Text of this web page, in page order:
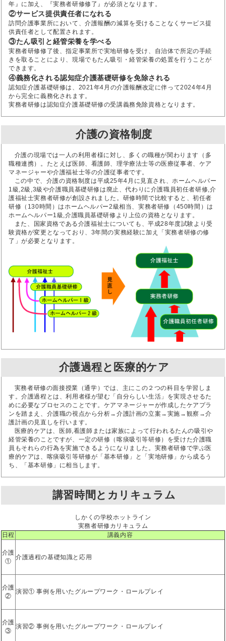
年』に加え、『実務者研修修了』が必須となります。
②サービス提供責任者になれる
訪問介護事業所において、介護報酬の減算を受けることなくサービス提
供責任者として配置されます。
③たん吸引と経管栄養を学べる
実務者研修修了後、指定事業所で実地研修を受け、自治体で所定の手続
きを取ることにより、現場でもたん吸引・経管栄養の処置を行うことが
できます。
④義務化される認知症介護基礎研修を免除される
認知症介護基礎研修は、2021年4月の介護報酬改定に伴って2024年4月
から完全に義務化されます。
実務者研修は認知症介護基礎研修の受講義務免除資格となります。
介護の資格制度
介護の現場では一人の利用者様に対し、多くの職種が関わります（多
職種連携）。たとえば医師、看護師、理学療法士等の医療従事者、ケア
マネージャーや介護福祉士等の介護従事者です。
この中で、介護の資格制度は平成25年4月に見直され、ホームヘルパー
1級,2級,3級や介護職員基礎研修は廃止、代わりに介護職員初任者研修,介
護福祉士実務者研修が創設されました。研修時間で比較すると、初任者
研修（130時間）はホームヘルパー2級相当、実務者研修（450時間）は
ホームヘルパー1級,介護職員基礎研修より上位の資格となります。
また、国家資格である介護福祉士についても、平成28年度試験より受
験資格が変更となっており、3年間の実務経験に加え「実務者研修の修
了」が必要となります。
介護過程と医療的ケア
実務者研修の面接授業（通学）では、主にこの２つの科目を学習しま
す。介護過程とは、利用者様が望む「自分らしい生活」を実現させるた
めに必要なプロセスのことです。ケアマネージャーが作成したケアプラ
ンを踏まえ、介護職の視点から分析→介護計画の立案→実施→観察→介
護計画の見直しを行います。
医療的ケアは、医師,看護師または家族によって行われるたんの吸引や
経管栄養のことですが、一定の研修（喀痰吸引等研修）を受けた介護職
員もそれらの行為を実施できるようになりました。実務者研修で学ぶ医
療的ケアは、喀痰吸引等研修が「基本研修」と「実地研修」から成るう
ち、「基本研修」に相当します。
講習時間とカリキュラム
しかくの学校ホットライン
実務者研修カリキュラム
日程
講義内容
介護
①
介護過程の基礎知識と応用
介護
②
演習① 事例を用いたグループワーク・ロールプレイ
介護
③
演習② 事例を用いたグループワーク・ロールプレイ